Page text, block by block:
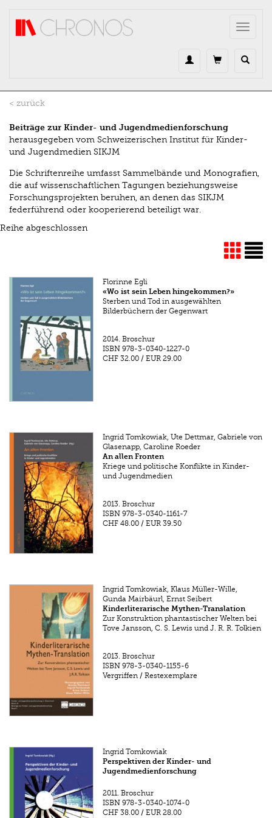
Toggle
< zurück
Beiträge zur Kinder- und Jugendmedienforschung
herausgegeben vom Schweizerischen Institut für Kinder-
und Jugendmedien SIKJM
Die Schriftenreihe umfasst Sammelbände und Monografien,
die auf wissenschaftlichen Tagungen beziehungsweise
Forschungsprojekten beruhen, an denen das SIKJM
federführend oder kooperierend beteiligt war.
Reihe abgeschlossen
Florinne Egli
«Wo ist sein Leben hingekommen?»
Sterben und Tod in ausgewählten
Bilderbüchern der Gegenwart
2014. Broschur
ISBN 978-3-0340-1227-0
CHF 32.00 /EUR 29.00
Ingrid Tomkowiak, Ute Dettmar, Gabriele von
Glasenapp, Caroline Roeder
An allen Fronten
Kriege und politische Konflikte in Kinder-
und Jugendmedien
2013. Broschur
ISBN 978-3-0340-1161-7
CHF 48.00 /EUR 39.50
Ingrid Tomkowiak, Klaus Müller-Wille,
Gunda Mairbäurl, Ernst Seibert
Kinderliterarische Mythen-Translation
Zur Konstruktion phantastischer Welten bei
Tove Jansson, C. S. Lewis und J. R. R. Tolkien
2013. Broschur
ISBN 978-3-0340-1155-6
Vergriffen / Restexemplare
Ingrid Tomkowiak
Perspektiven der Kinder- und
Jugendmedienforschung
2011. Broschur
ISBN 978-3-0340-1074-0
CHF 38.00 /EUR 28.00